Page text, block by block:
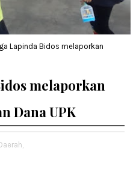
Lapinda Bidos melaporkan
melaporkan
Dana UPK